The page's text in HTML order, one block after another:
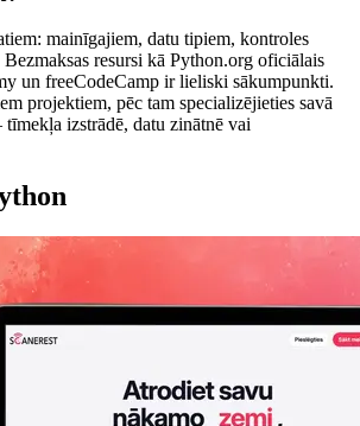
mainīgajiem, datu tipiem, kontroles
resursi kā Python.org oficiālais
un freeCodeCamp ir lieliski sākumpunkti.
projektiem, pēc tam specializējieties savā
izstrādē, datu zinātnē vai